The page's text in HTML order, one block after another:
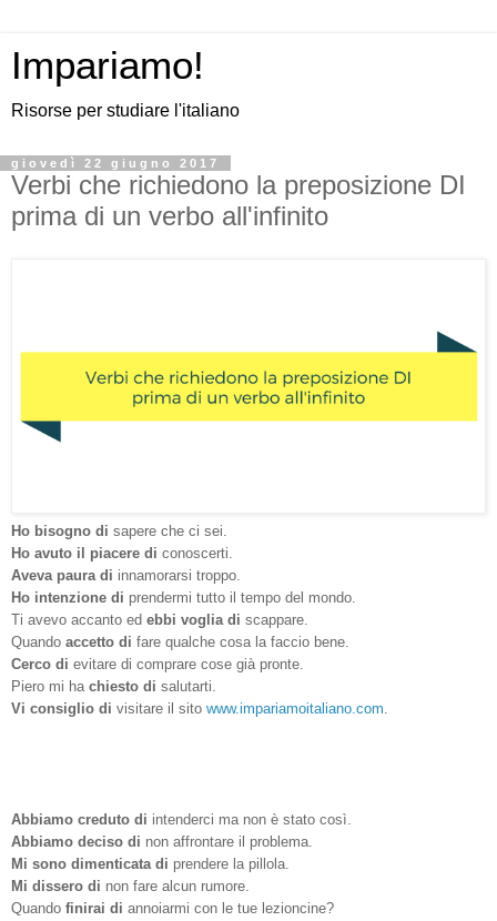
Impariamo!
Risorse per studiare l'italiano
giovedì 22 giugno 2017
Verbi che richiedono la preposizione DI
prima di un verbo all'infinito
Ho bisogno di sapere che ci sei.
Ho avuto il piacere di conoscerti.
Aveva paura di innamorarsi troppo.
Ho intenzione di prendermi tutto il tempo del mondo.
Ti avevo accanto ed ebbi voglia di scappare.
Quando accetto di fare qualche cosa la faccio bene.
Cerco di evitare di comprare cose già pronte.
Piero mi ha chiesto di salutarti.
Vi consiglio di visitare il sito www.impariamoitaliano.com.
Abbiamo creduto di intenderci ma non è stato così.
Abbiamo deciso di non affrontare il problema.
Mi sono dimenticata di prendere la pillola.
Mi dissero di non fare alcun rumore.
Quando finirai di annoiarmi con le tue lezioncine?